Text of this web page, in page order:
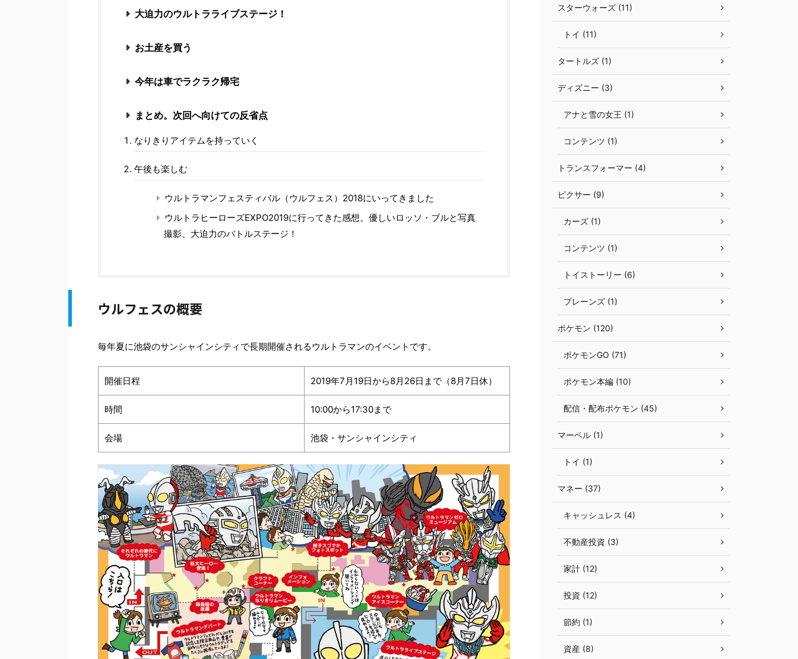
大迫力のウルトラライブステージ！
お土産を買う
今年は車でラクラク帰宅
まとめ。次回へ向けての反省点
なりきりアイテムを持っていく
午後も楽しむ
ウルトラマンフェスティバル（ウルフェス）2018にいってきました
ウルトラヒーローズEXPO2019に行ってきた感想。優しいロッソ・ブルと写真
撮影、大迫力のバトルステージ！
ウルフェスの概要
毎年夏に池袋のサンシャインシティで長期開催されるウルトラマンのイベントです。
開催日程 2019年7月19日から8月26日まで（8月7日休）
時間 10:00から17:30まで
会場 池袋・サンシャインシティ
スターウォーズ (11)
トイ (11)
タートルズ (1)
ディズニー (3)
アナと雪の女王 (1)
コンテンツ (1)
トランスフォーマー (4)
ピクサー (9)
カーズ (1)
コンテンツ (1)
トイストーリー (6)
プレーンズ (1)
ポケモン (120)
ポケモンGO (71)
ポケモン本編 (10)
配信・配布ポケモン (45)
マーベル (1)
トイ (1)
マネー (37)
キャッシュレス (4)
不動産投資 (3)
家計 (12)
投資 (12)
節約 (1)
資産 (8)